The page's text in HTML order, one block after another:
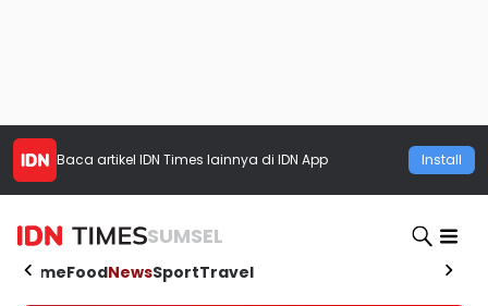
Baca artikel IDN Times lainnya di IDN App Install
SUMSEL
HomeFoodNewsSportTravel